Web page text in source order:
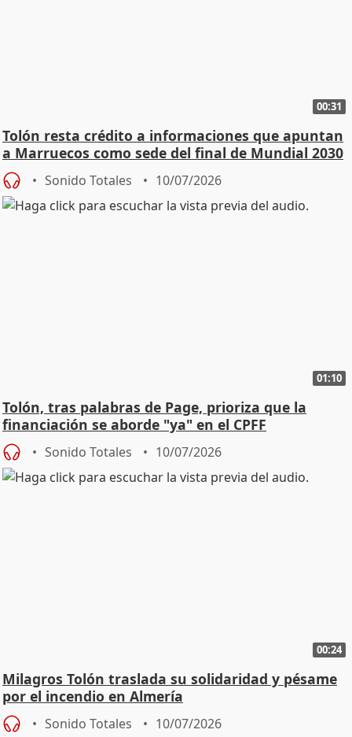
00:31
Tolón resta crédito a informaciones que apuntan
a Marruecos como sede del final de Mundial 2030
Sonido Totales 10/07/2026
01:10
Tolón, tras palabras de Page, prioriza que la
financiación se aborde "ya" en el CPFF
Sonido Totales 10/07/2026
00:24
Milagros Tolón traslada su solidaridad y pésame
por el incendio en Almería
Sonido Totales 10/07/2026